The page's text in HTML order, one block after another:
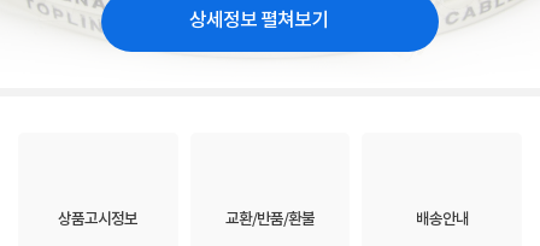
상세정보 펼쳐보기
상품고시정보 교환/반품/환불 배송안내